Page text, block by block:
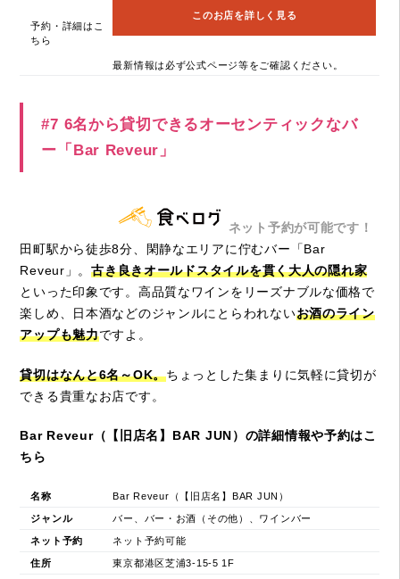
予約・詳細はこ
ちら
このお店を詳しく見る
最新情報は必ず公式ページ等をご確認ください。
#7 6名から貸切できるオーセンティックなバ
ー「Bar Reveur」
ネット予約が可能です！
田町駅から徒歩8分、閑静なエリアに佇むバー「Bar
Reveur」。古き良きオールドスタイルを貫く大人の隠れ家
といった印象です。高品質なワインをリーズナブルな価格で
楽しめ、日本酒などのジャンルにとらわれないお酒のライン
アップも魅力ですよ。
貸切はなんと6名～OK。ちょっとした集まりに気軽に貸切が
できる貴重なお店です。
Bar Reveur（【旧店名】BAR JUN）の詳細情報や予約はこ
ちら
名称 Bar Reveur（【旧店名】BAR JUN）
ジャンル バー、バー・お酒（その他）、ワインバー
ネット予約 ネット予約可能
住所 東京都港区芝浦3-15-5 1F